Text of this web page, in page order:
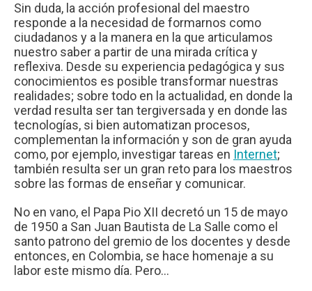
Sin duda, la acción profesional del maestro
responde a la necesidad de formarnos como
ciudadanos y a la manera en la que articulamos
nuestro saber a partir de una mirada crítica y
reflexiva. Desde su experiencia pedagógica y sus
conocimientos es posible transformar nuestras
realidades; sobre todo en la actualidad, en donde la
verdad resulta ser tan tergiversada y en donde las
tecnologías, si bien automatizan procesos,
complementan la información y son de gran ayuda
como, por ejemplo, investigar tareas en Internet;
también resulta ser un gran reto para los maestros
sobre las formas de enseñar y comunicar.
No en vano, el Papa Pio XII decretó un 15 de mayo
de 1950 a San Juan Bautista de La Salle como el
santo patrono del gremio de los docentes y desde
entonces, en Colombia, se hace homenaje a su
labor este mismo día. Pero...